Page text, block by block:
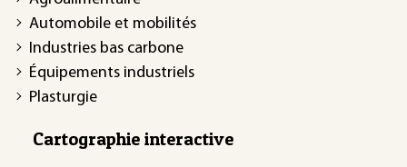
Automobile et mobilités
Industries bas carbone
Équipements industriels
Plasturgie
Cartographie interactive